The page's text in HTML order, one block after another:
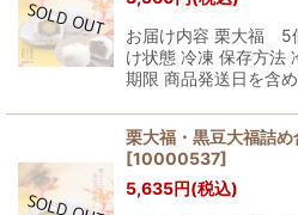
お届け内容 栗大福 5
け状態 冷凍 保存方法
期限 商品発送日を含
栗大福・黒豆大福詰
[10000537]
5,635円(税込)